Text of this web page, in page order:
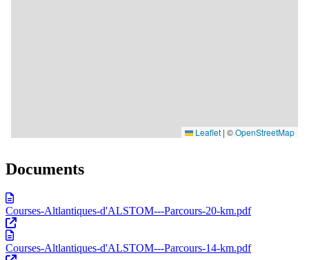
Documents
Courses-Altlantiques-d'ALSTOM---Parcours-20-km.pdf
Courses-Altlantiques-d'ALSTOM---Parcours-14-km.pdf